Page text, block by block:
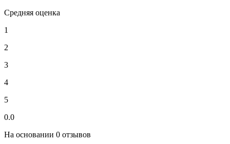
Средняя оценка
1
2
3
4
5
0.0
На основании 0 отзывов